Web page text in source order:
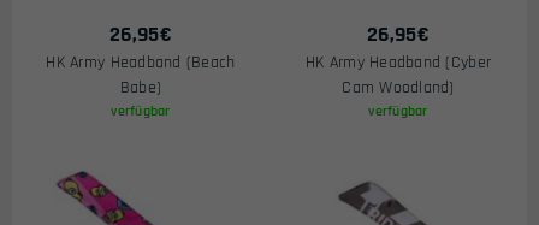
26,95€
HK Army Headband (Beach
Babe)
verfügbar
26,95€
HK Army Headband (Cyber
Cam Woodland)
verfügbar